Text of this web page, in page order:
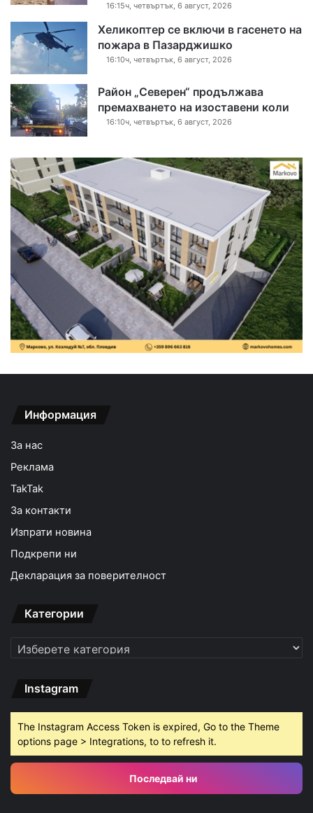
16:15ч, четвъртък, 6 август, 2026
Хеликоптер се включи в гасенето на
пожара в Пазарджишко
16:10ч, четвъртък, 6 август, 2026
Район „Северен“ продължава
премахването на изоставени коли
16:10ч, четвъртък, 6 август, 2026
Информация
За нас
Реклама
TakTak
За контакти
Изпрати новина
Подкрепи ни
Декларация за поверителност
Категории
Категории
Instagram
The Instagram Access Token is expired, Go to the Theme
options page > Integrations, to to refresh it.
Последвай ни